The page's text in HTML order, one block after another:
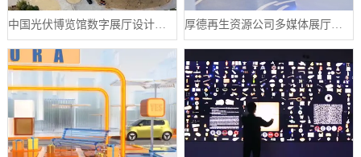
中国光伏博览馆数字展厅设计案例 厚德再生资源公司多媒体展厅设计案例